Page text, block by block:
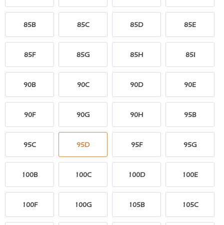
85B 85C 85D 85E
85F 85G 85H 85I
90B 90C 90D 90E
90F 90G 90H 95B
95C 95D 95F 95G
100B 100C 100D 100E
100F 100G 105B 105C